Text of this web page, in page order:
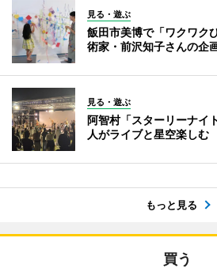
見る・遊ぶ
飯田市美博で「ワクワ
術家・前沢知子さんの企
見る・遊ぶ
阿智村「スターリーナイ
人がライブと星空楽しむ
もっと見る
買う